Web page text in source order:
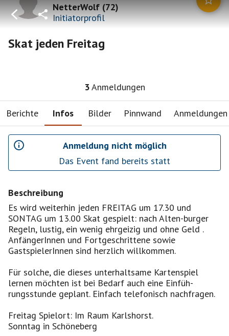
NetterWolf(72)
Initiatorprofil
Skat jeden Freitag
3Anmeldungen
Berichte Infos Bilder Pinnwand Anmeldungen
Anmeldung nicht möglich
Das Event fand bereits statt
Beschreibung
Es wird weiterhin jeden FREITAG um 17.30 und
SONTAG um 13.00 Skat gespielt: nach Alten-burger
Regeln, lustig, ein wenig ehrgeizig und ohne Geld .
AnfängerInnen und Fortgeschrittene sowie
GastspielerInnen sind herzlich willkommen.
Für solche, die dieses unterhaltsame Kartenspiel
lernen möchten ist bei Bedarf auch eine Einfüh-
rungsstunde geplant. Einfach telefonisch nachfragen.
Freitag Spielort: Im Raum Karlshorst.
Sonntag in Schöneberg